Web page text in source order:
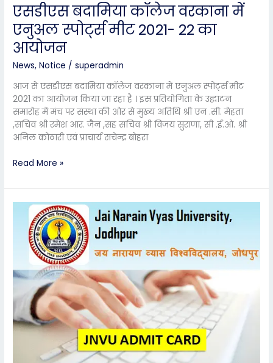
एसडीएस बदामिया कॉलेज वरकाना में
एनुअल स्पोर्ट्स मीट 2021- 22 का
आयोजन
News,Notice /superadmin
आज से एसडीएस बदामिया कॉलेज वरकाना में एनुअल स्पोर्ट्स मीट
2021 का आयोजन किया जा रहा है । इस प्रतियोगिता के उद्घाटन
समारोह में मंच पर संस्था की ओर से मुख्य अतिथि श्री एन .सी. मेहता
,सचिव श्री रमेश आर. जैन ,सह सचिव श्री विजय सुराणा, सी .ई.ओ. श्री
अनिल कोठारी एवं प्राचार्य सचेन्द्र बोहरा
आयोजन
Read More »
(B.Sc./B.Com/B.A)
Final
year
students
collect
your
Card
from
College